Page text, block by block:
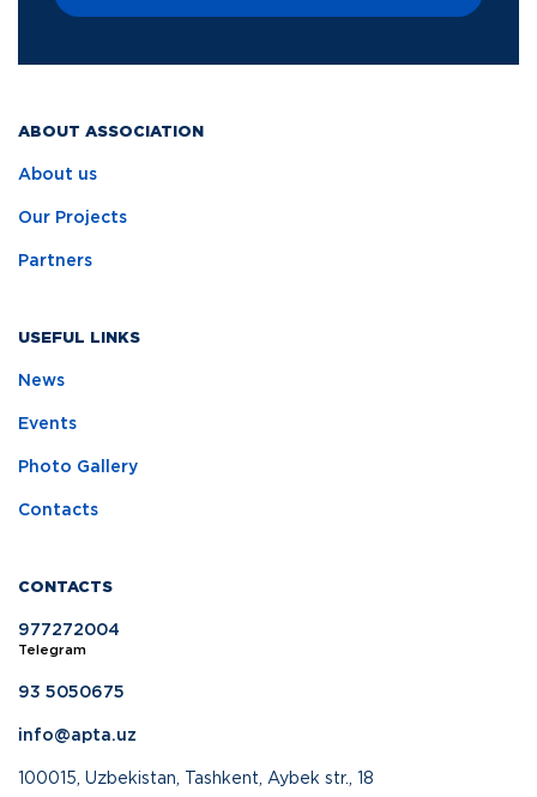
ABOUT ASSOCIATION
About us
Our Projects
Partners
USEFUL LINKS
News
Events
Photo Gallery
Contacts
CONTACTS
977272004
Telegram
93 5050675
info@apta.uz
100015, Uzbekistan, Tashkent, Aybek str., 18